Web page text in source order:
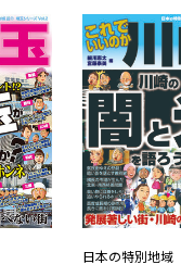
日本の特別地域